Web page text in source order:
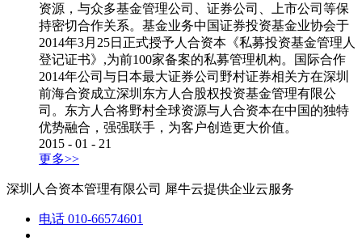
资源，与众多基金管理公司、证券公司、上市公司等保
持密切合作关系。基金业务中国证券投资基金业协会于
2014年3月25日正式授予人合资本《私募投资基金管理人
登记证书》,为前100家备案的私募管理机构。国际合作
2014年公司与日本最大证券公司野村证券相关方在深圳
前海合资成立深圳东方人合股权投资基金管理有限公
司。东方人合将野村全球资源与人合资本在中国的独特
优势融合，强强联手，为客户创造更大价值。
2015 - 01 - 21
更多>>
深圳人合资本管理有限公司 犀牛云提供企业云服务
电话 010-66574601